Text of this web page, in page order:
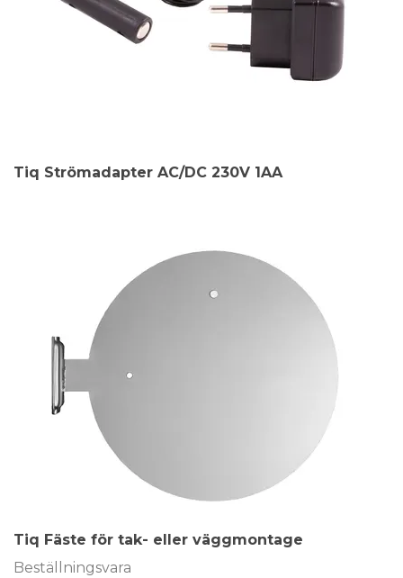
Tiq Strömadapter AC/DC 230V 1AA
Tiq Fäste för tak- eller väggmontage
Beställningsvara